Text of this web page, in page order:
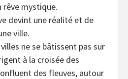
mystique.
devint une réalité et de
ville.
ne se bâtissent pas sur
à la croisée des
des fleuves, autour